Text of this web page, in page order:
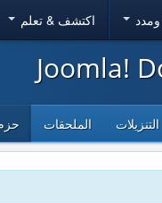
اكتشف & تعلم
Joomla!
التنزيلات الملحقات